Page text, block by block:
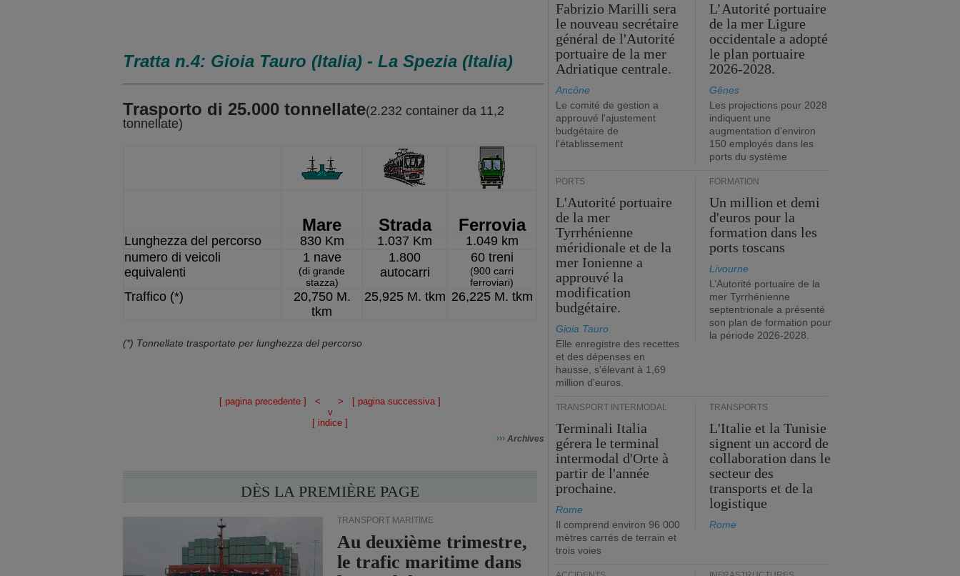
Tratta n.4: Gioia Tauro (Italia) - La Spezia (Italia)
Trasporto di 25.000 tonnellate(2.232 container da 11,2
tonnellate)
Mare Strada Ferrovia
Lunghezza del percorso 830 Km 1.037 Km
1.049 km
numero di veicoli
equivalenti
1 nave
(di grande
stazza)
1.800
autocarri
60 treni
(900 carri
ferroviari)
Traffico (*)
20,750 M.
tkm
25,925 M. tkm 26,225 M. tkm
(*) Tonnellate trasportate per lunghezza del percorso
[ pagina precedente ] < > [ pagina successiva ]
v
[ indice ]
››› Archives
DÈS LA PREMIÈRE PAGE
TRANSPORT MARITIME
Au deuxième trimestre,
le trafic maritime dans
Fabrizio Marilli sera
le nouveau secrétaire
général de l'Autorité
portuaire de la mer
Adriatique centrale.
Ancône
Le comité de gestion a
approuvé l'ajustement
budgétaire de
l'établissement
L’Autorité portuaire
de la mer Ligure
occidentale a adopté
le plan portuaire
2026-2028.
Gênes
Les projections pour 2028
indiquent une
augmentation d'environ
150 employés dans les
ports du système
PORTS
L'Autorité portuaire
de la mer
Tyrrhénienne
méridionale et de la
mer Ionienne a
approuvé la
modification
budgétaire.
Gioia Tauro
Elle enregistre des recettes
et des dépenses en
hausse, s'élevant à 1,69
million d'euros.
FORMATION
Un million et demi
d'euros pour la
formation dans les
ports toscans
Livourne
L’Autorité portuaire de la
mer Tyrrhénienne
septentrionale a présenté
son plan de formation pour
la période 2026-2028.
TRANSPORT INTERMODAL
Terminali Italia
gérera le terminal
intermodal d'Orte à
partir de l'année
prochaine.
Rome
Il comprend environ 96 000
mètres carrés de terrain et
trois voies
TRANSPORTS
L'Italie et la Tunisie
signent un accord de
collaboration dans le
secteur des
transports et de la
logistique
Rome